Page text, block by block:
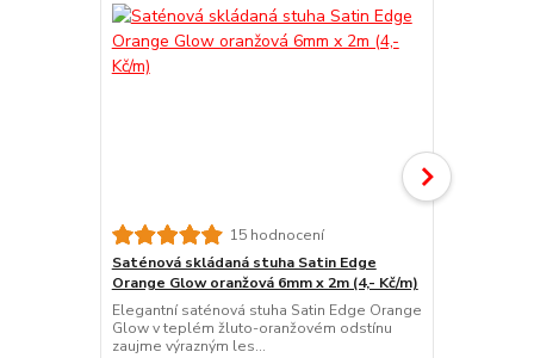
15 hodnocení
Saténová skládaná stuha Satin Edge
Orange Glow oranžová 6mm x 2m (4,- Kč/m)
Elegantní saténová stuha Satin Edge Orange
Glow v teplém žluto-oranžovém odstínu
zaujme výrazným les...